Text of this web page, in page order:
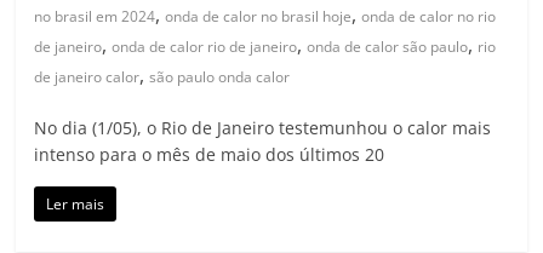
no brasil em 2024,onda de calor no brasil hoje,onda de calor no rio
de janeiro,onda de calor rio de janeiro,onda de calor são paulo, rio
de janeiro calor,são paulo onda calor
No dia (1/05), o Rio de Janeiro testemunhou o calor mais
intenso para o mês de maio dos últimos 20
Ler mais